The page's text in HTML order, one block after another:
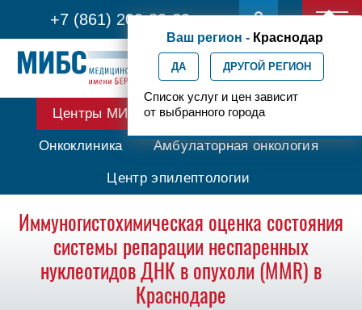
+7 (861) 200-83-22
Ваш регион - Краснодар
ДА ДРУГОЙ РЕГИОН
Список услуг и цен зависит
от выбранного города
Центры МИБС Протонная терапия
Онкоклиника Амбулаторная онкология
Центр эпилептологии
Иммуногистохимическая оценка состояния
системы репарации неспаренных
нуклеотидов ДНК в опухоли (MMR) в
Краснодаре